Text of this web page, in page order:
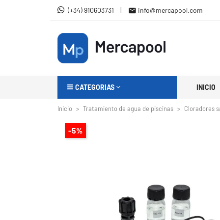
(+34) 910603731 |  info@mercapool.com
CATEGORIAS INICIO
Inicio Tratamiento de agua de piscinas Cloradores
-5%